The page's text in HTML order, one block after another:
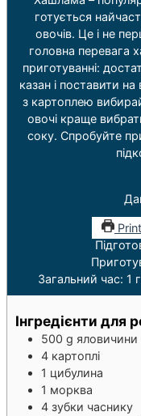
готується
овочів. Це і не
головна перевага
приготуванні:
казан і поставити
з картоплею
овочі краще
соку. Спробуйте
Print
Загальний час: 1
Інгредієнти для
500 g яловичини
4 картоплі
1 цибулина
1 морква
4 зубки часнику